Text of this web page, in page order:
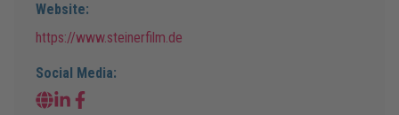
Website:
https://www.steinerfilm.de
Social Media: